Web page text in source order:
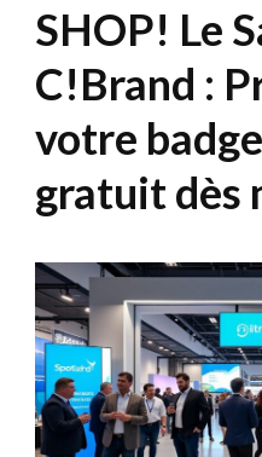
SHOP! Le
C!Brand :
votre
gratuit dès